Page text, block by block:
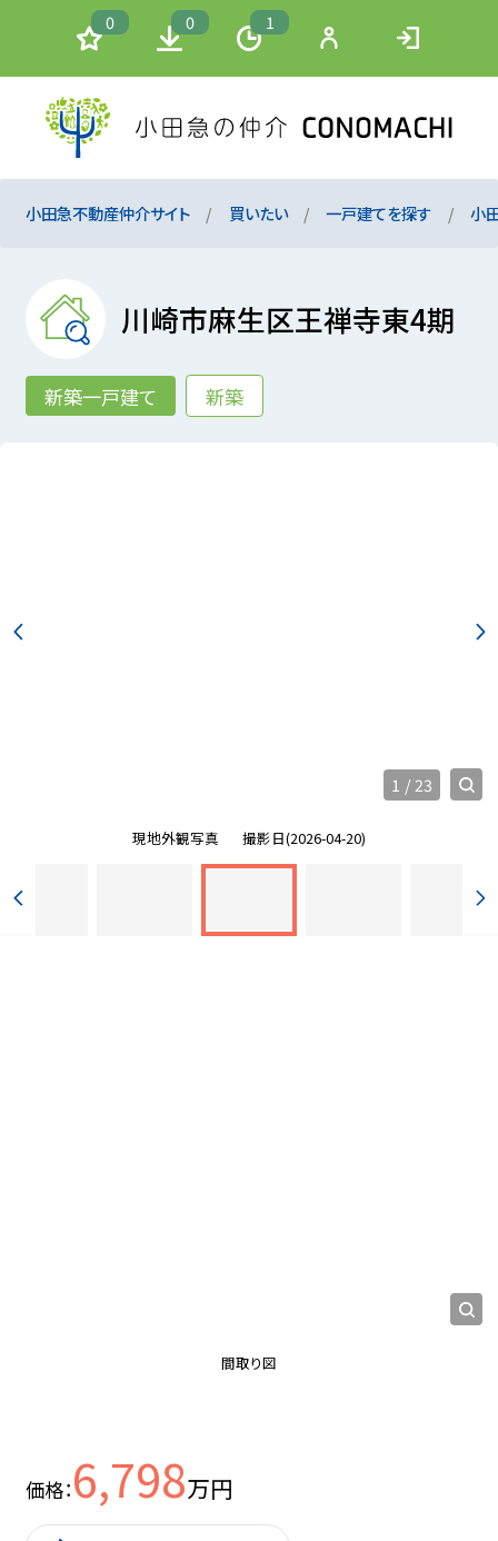
0 0 1
小田急不動産仲介サイト 買いたい 一戸建てを探す 小
川崎市麻生区王禅寺東4期
新築一戸建て 新築
現地外観写真 撮影日(2026-04-20)
1 / 23
間取り図
価格 6,798万円